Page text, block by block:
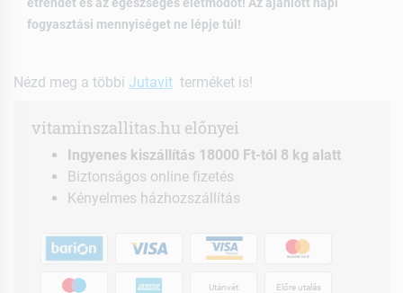
fogyasztási mennyiséget ne lépje túl!
Nézd meg a többi Jutavit terméket is!
vitaminszallitas.hu előnyei
Ingyenes kiszállítás 18000 Ft-tól 8 kg alatt
Biztonságos online fizetés
Kényelmes házhozszállítás
Utánvét Előre utalás